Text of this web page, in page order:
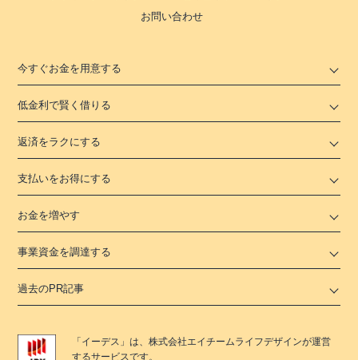
お問い合わせ
今すぐお金を用意する
低金利で賢く借りる
返済をラクにする
支払いをお得にする
お金を増やす
事業資金を調達する
過去のPR記事
「 イーデス 」は、株式会社エイチームライフデザインが運営
するサービスです。